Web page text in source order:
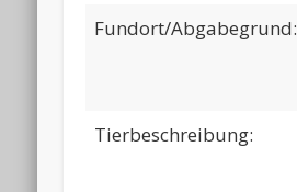
Fundort/Abgabegrund:
Tierbeschreibung: